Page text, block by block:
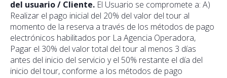
del usuario / Cliente. El Usuario se compromete a: A)
Realizar el pago inicial del 20% del valor del tour al
momento de la reserva a través de los métodos de pago
electrónicos habilitados por La Agencia Operadora,
Pagar el 30% del valor total del tour al menos 3 días
antes del inicio del servicio y el 50% restante el día del
inicio del tour, conforme a los métodos de pago